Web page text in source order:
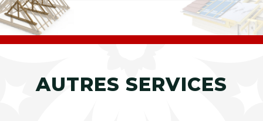
AUTRES SERVICES